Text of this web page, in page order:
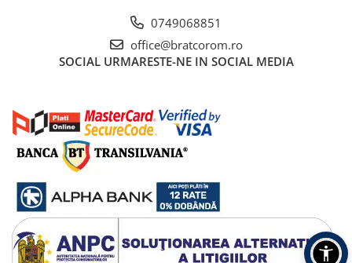
Suruburi, dibluri si accesorii
Aplice si plafoniere
Lustre si pendule
Spoturi
Accesorii corpuri de iluminat
Lampi de veghe copii
Proiectoare
Veioze si lampi
0749068851
office@bratcorom.ro
SOCIAL URMARESTE-NE IN SOCIAL MEDIA